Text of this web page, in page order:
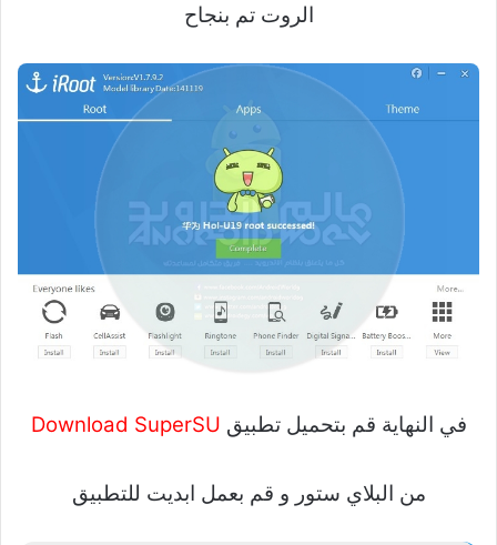
الروت تم بنجاح
في النهاية قم بتحميل تطبيق
من البلاي ستور و قم بعمل ابديت للتطبيق